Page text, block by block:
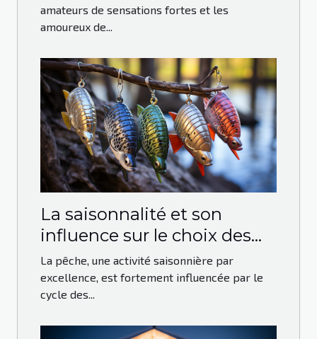
amateurs de sensations fortes et les
amoureux de...
La saisonnalité et son
influence sur le choix des
leurres de pêche
La pêche, une activité saisonnière par
excellence, est fortement influencée par le
cycle des...